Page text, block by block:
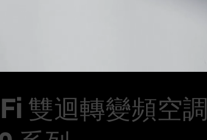
雙迴轉變頻空調